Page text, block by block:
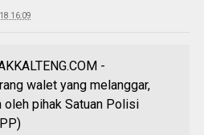
16:09
-
walet yang melanggar,
pihak Satuan Polisi